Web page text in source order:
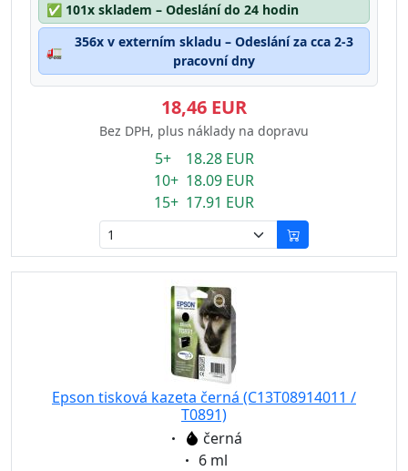
✅ 101x skladem – Odeslání do 24 hodin
🚛
356x v externím skladu – Odeslání za cca 2-3
pracovní dny
18,46 EUR
Bez DPH, plus náklady na dopravu
5+ 18.28 EUR
10+ 18.09 EUR
15+ 17.91 EUR
Epson tisková kazeta černá (C13T08914011 /
T0891)
Eigenschaft:
černá
Eigenschaft:
6 ml